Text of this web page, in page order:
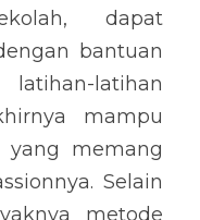
dapat
bantuan
latihan
mampu
yang memang
Selain
metode